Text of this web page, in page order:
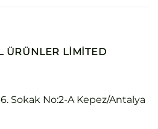
ÜRÜNLER LIMITED
Sokak No:2-A Kepez/Antalya